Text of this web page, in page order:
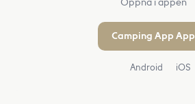
Öppna i appen
Camping App App
Android iOS